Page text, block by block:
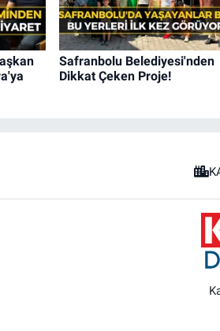
Safranbolu Belediyesi'nden
Dikkat Çeken Proje!